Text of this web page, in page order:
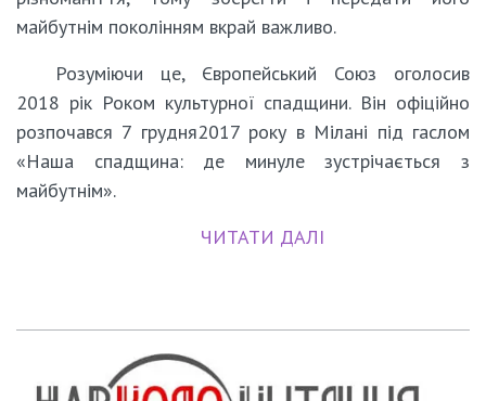
майбутнім поколінням вкрай важливо.
Розуміючи це, Європейський Союз оголосив
2018 рік Роком культурної спадщини. Він офіційно
розпочався 7 грудня2017 року в Мілані під гаслом
«Наша спадщина: де минуле зустрічається з
майбутнім».
ЧИТАТИ ДАЛІ